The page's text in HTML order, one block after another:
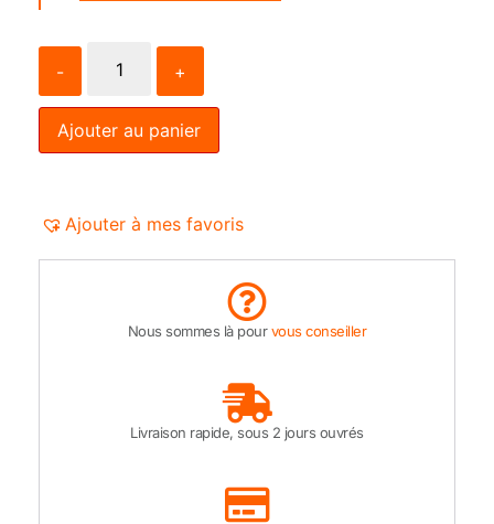
- +
Ajouter au panier
Ajouter à mes favoris
Nous sommes là pourvous conseiller
Livraison rapide, sous 2 jours ouvrés